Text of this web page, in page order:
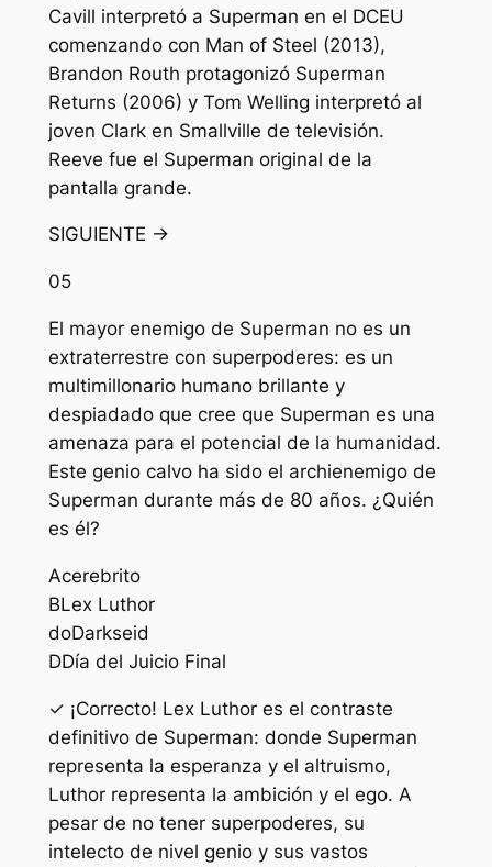
Cavill interpretó a Superman en el DCEU
comenzando con Man of Steel (2013),
Brandon Routh protagonizó Superman
Returns (2006) y Tom Welling interpretó al
joven Clark en Smallville de televisión.
Reeve fue el Superman original de la
pantalla grande.
SIGUIENTE →
05
El mayor enemigo de Superman no es un
extraterrestre con superpoderes: es un
multimillonario humano brillante y
despiadado que cree que Superman es una
amenaza para el potencial de la humanidad.
Este genio calvo ha sido el archienemigo de
Superman durante más de 80 años. ¿Quién
es él?
Acerebrito
BLex Luthor
doDarkseid
DDía del Juicio Final
✓ ¡Correcto! Lex Luthor es el contraste
definitivo de Superman: donde Superman
representa la esperanza y el altruismo,
Luthor representa la ambición y el ego. A
pesar de no tener superpoderes, su
intelecto de nivel genio y sus vastos